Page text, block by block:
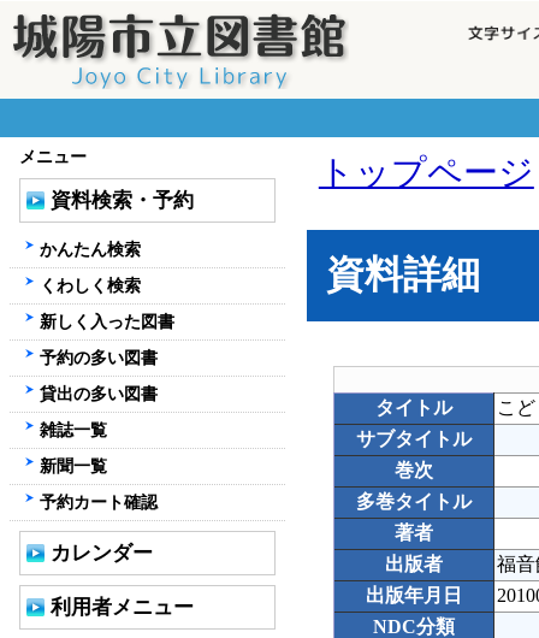
トップページ
資料詳細
タイトル
こ
サブタイトル
巻次
多巻タイトル
著者
出版者
福
出版年月日
NDC分類
メニュー
資料検索・予約
かんたん検索
くわしく検索
新しく入った図書
予約の多い図書
貸出の多い図書
雑誌一覧
新聞一覧
予約カート確認
カレンダー
利用者メニュー